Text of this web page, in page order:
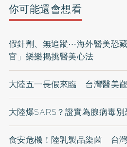
你可能還會想看
假針劑、無追蹤⋯海外醫美恐
官」樂樂揭挑醫美心法
大陸五一長假來臨 台灣醫美觀
大陸爆SARS？證實為腺病毒
食安危機！陸乳製品染菌 台